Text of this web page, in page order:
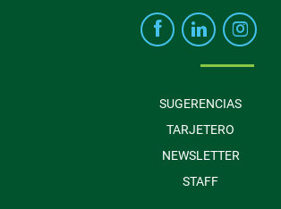
SUGERENCIAS
TARJETERO
NEWSLETTER
STAFF